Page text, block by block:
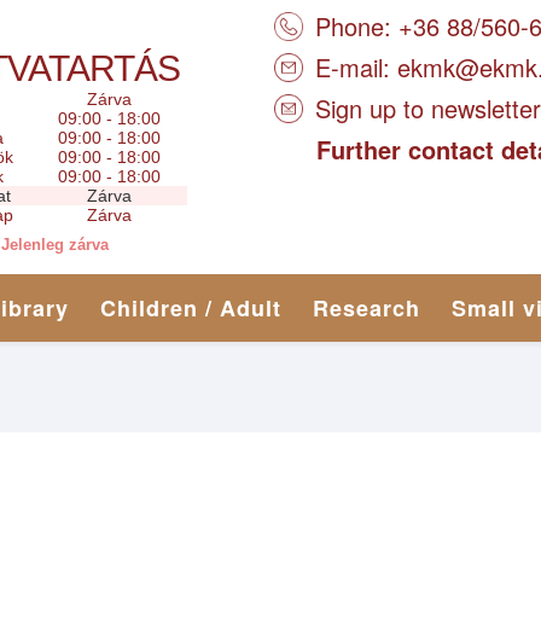
Zárva
09:00 - 18:00
09:00 - 18:00
09:00 - 18:00
09:00 - 18:00
Zárva
Zárva
Jelenleg zárva
Phone: +36 88/560-
E-mail:
Sign up to newsletter
Further contact
Children / Adult Research Small